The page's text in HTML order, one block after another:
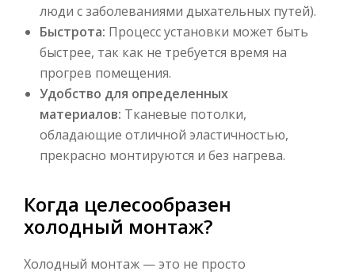
люди с заболеваниями дыхательных путей).
Быстрота: Процесс установки может быть
быстрее, так как не требуется время на
прогрев помещения.
Удобство для определенных
материалов: Тканевые потолки,
обладающие отличной эластичностью,
прекрасно монтируются и без нагрева.
Когда целесообразен
холодный монтаж?
Холодный монтаж — это не просто